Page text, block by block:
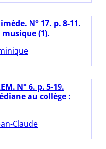
N° 17. p. 8-11.
(1).
N° 6. p. 5-19.
au collège :
Claude